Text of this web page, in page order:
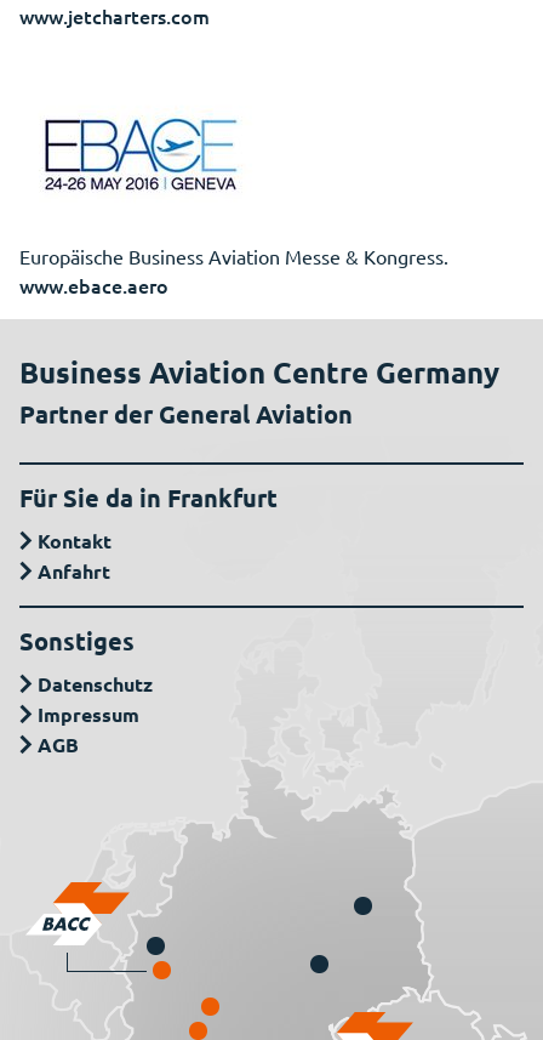
www.jetcharters.com
Europäische Business Aviation Messe & Kongress.
www.ebace.aero
Business Aviation Centre Germany
Partner der General Aviation
Für Sie da in Frankfurt
Kontakt
Anfahrt
Sonstiges
Datenschutz
Impressum
AGB